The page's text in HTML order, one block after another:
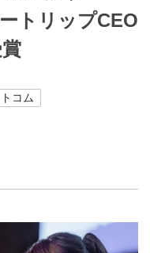
トリップCEO
コム